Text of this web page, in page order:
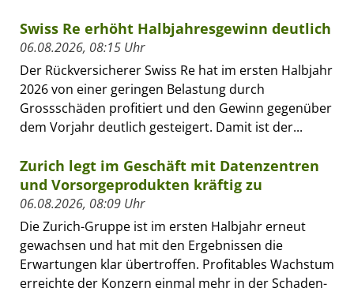
Swiss Re erhöht Halbjahresgewinn deutlich
06.08.2026, 08:15 Uhr
Der Rückversicherer Swiss Re hat im ersten Halbjahr
2026 von einer geringen Belastung durch
Grossschäden profitiert und den Gewinn gegenüber
dem Vorjahr deutlich gesteigert. Damit ist der...
Zurich legt im Geschäft mit Datenzentren
und Vorsorgeprodukten kräftig zu
06.08.2026, 08:09 Uhr
Die Zurich-Gruppe ist im ersten Halbjahr erneut
gewachsen und hat mit den Ergebnissen die
Erwartungen klar übertroffen. Profitables Wachstum
erreichte der Konzern einmal mehr in der Schaden-